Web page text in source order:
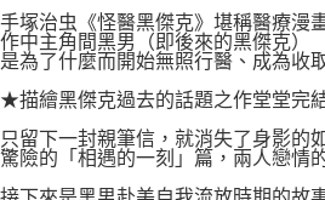
４．使用「AFTEE先享後付」時，將依據個別
時審查核予不同之上限額度；若仍有額度不足
請求用戶進行身份認證。
５．嚴禁一人註冊多個帳號或使用他人資訊註
每筆NT$100，滿NT$800(含以上)免運費
國家/地區配送
手塚治虫《怪醫黑傑克》堪稱醫療漫
作中主角間黑男（即後來的黑傑克）
是為了什麼而開始無照行醫、成為收
★描繪黑傑克過去的話題之作堂堂完
只留下一封親筆信，就消失了身影的
驚險的「相遇的一刻」篇，兩人戀情